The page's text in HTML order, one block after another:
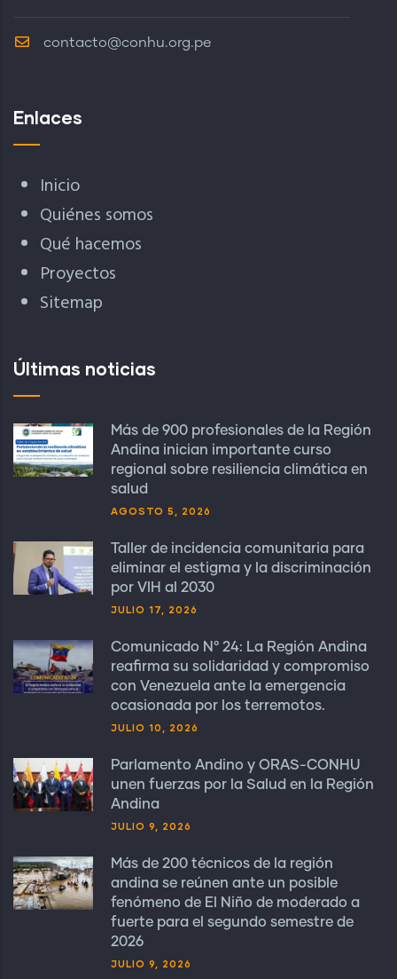
contacto@conhu.org.pe
Enlaces
Inicio
Quiénes somos
Qué hacemos
Proyectos
Sitemap
Últimas noticias
Más de 900 profesionales de la Región
Andina inician importante curso
regional sobre resiliencia climática en
salud
AGOSTO 5, 2026
Taller de incidencia comunitaria para
eliminar el estigma y la discriminación
por VIH al 2030
JULIO 17, 2026
Comunicado N° 24: La Región Andina
reafirma su solidaridad y compromiso
con Venezuela ante la emergencia
ocasionada por los terremotos.
JULIO 10, 2026
Parlamento Andino y ORAS-CONHU
unen fuerzas por la Salud en la Región
Andina
JULIO 9, 2026
Más de 200 técnicos de la región
andina se reúnen ante un posible
fenómeno de El Niño de moderado a
fuerte para el segundo semestre de
2026
JULIO 9, 2026